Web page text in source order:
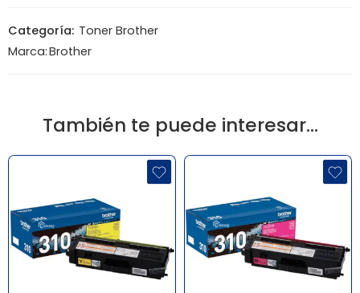
Categoría: Toner Brother
Marca:Brother
También te puede interesar…